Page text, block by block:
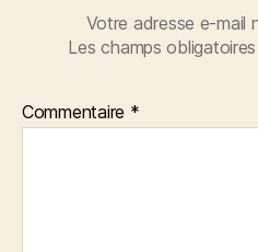
Votre adresse e-mail
Les champs
Commentaire *